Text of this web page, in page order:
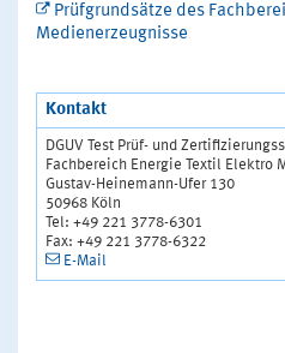
Prüfgrundsätze des
Medienerzeugnisse
Kontakt
DGUV Test Prüf- und
Fachbereich Energie Textil Elektro
Gustav-Heinemann-Ufer 130
50968 Köln
Tel: +49 221 3778-6301
Fax: +49 221 3778-6322
E-Mail